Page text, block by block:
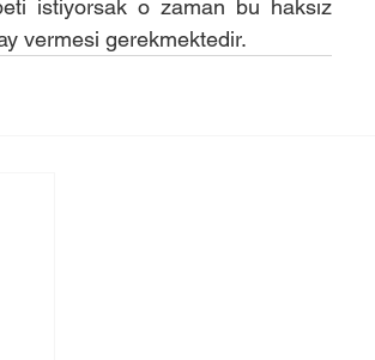
istiyorsak o zaman bu haksız
vermesi gerekmektedir.